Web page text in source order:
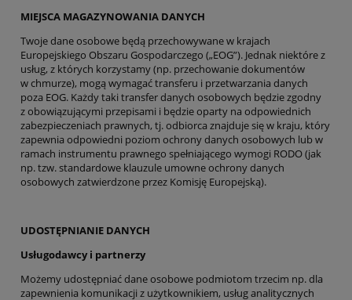
MIEJSCA MAGAZYNOWANIA DANYCH
Twoje dane osobowe będą przechowywane w krajach
Europejskiego Obszaru Gospodarczego („EOG”). Jednak niektóre z
usług, z których korzystamy (np. przechowanie dokumentów
w chmurze), mogą wymagać transferu i przetwarzania danych
poza EOG. Każdy taki transfer danych osobowych będzie zgodny
z obowiązującymi przepisami i będzie oparty na odpowiednich
zabezpieczeniach prawnych, tj. odbiorca znajduje się w kraju, który
zapewnia odpowiedni poziom ochrony danych osobowych lub w
ramach instrumentu prawnego spełniającego wymogi RODO (jak
np. tzw. standardowe klauzule umowne ochrony danych
osobowych zatwierdzone przez Komisję Europejską).
UDOSTĘPNIANIE DANYCH
Usługodawcy i partnerzy
Możemy udostępniać dane osobowe podmiotom trzecim np. dla
zapewnienia komunikacji z użytkownikiem, usług analitycznych